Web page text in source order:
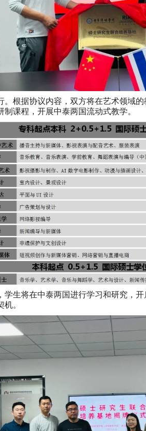
根据协议内容，双方将在艺术领域
课程，开展中泰两国流动式教学。
生将在中泰两国进行学习和研究，
。